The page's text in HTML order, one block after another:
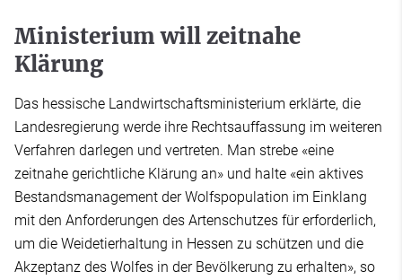
Ministerium will zeitnahe
Klärung
Das hessische Landwirtschaftsministerium erklärte, die
Landesregierung werde ihre Rechtsauffassung im weiteren
Verfahren darlegen und vertreten. Man strebe «eine
zeitnahe gerichtliche Klärung an» und halte «ein aktives
Bestandsmanagement der Wolfspopulation im Einklang
mit den Anforderungen des Artenschutzes für erforderlich,
um die Weidetierhaltung in Hessen zu schützen und die
Akzeptanz des Wolfes in der Bevölkerung zu erhalten», so